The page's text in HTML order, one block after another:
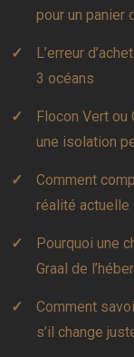
pour un panier
L’erreur
3 océans
Flocon Vert
une isolation
Comment
réalité actuelle
Pourquoi une
Graal de
Comment
s’il change